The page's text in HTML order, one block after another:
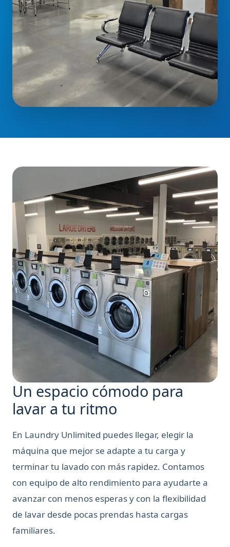
Un espacio cómodo para
lavar a tu ritmo
En Laundry Unlimited puedes llegar, elegir la
máquina que mejor se adapte a tu carga y
terminar tu lavado con más rapidez. Contamos
con equipo de alto rendimiento para ayudarte a
avanzar con menos esperas y con la flexibilidad
de lavar desde pocas prendas hasta cargas
familiares.